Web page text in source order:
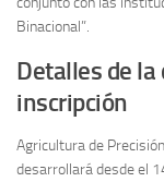
Binacional”.
Detalles de la
inscripción
Agricultura de
desarrollará desde el